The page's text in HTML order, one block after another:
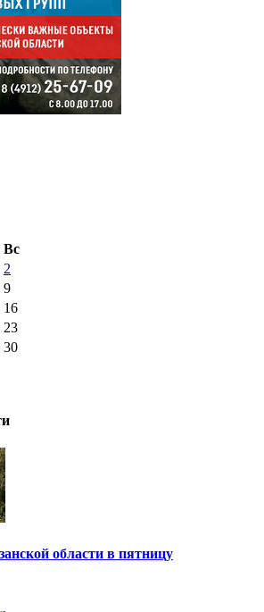
Вс
2
9
16
23
30
области в пятницу